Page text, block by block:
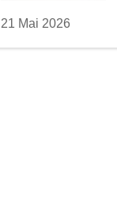
21 Mai 2026